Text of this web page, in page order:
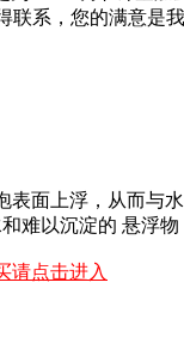
系，您的满意是
面上浮，从而与
难以沉淀的 悬浮
请点击进入